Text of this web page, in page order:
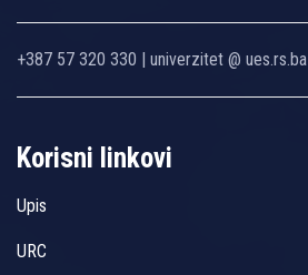
+387 57 320 330 | univerzitet @ ues.rs.ba
Korisni linkovi
Upis
URC